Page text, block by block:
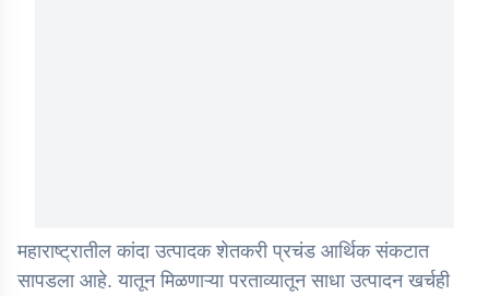
महाराष्ट्रातील कांदा उत्पादक शेतकरी प्रचंड आर्थिक संकटात
सापडला आहे. यातून मिळणाऱ्या परताव्यातून साधा उत्पादन खर्चही